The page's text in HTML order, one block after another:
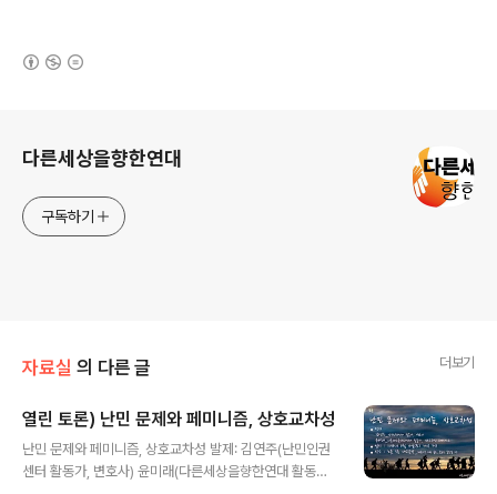
다른세상을향한연대
구독하기
자료실 의 다른 글 더보기
열린 토론) 난민 문제와 페미니즘, 상호교차성
난민 문제와 페미니즘, 상호교차성 발제: 김연주(난민인권
센터 활동가, 변호사) 윤미래(다른세상을향한연대 활동가,